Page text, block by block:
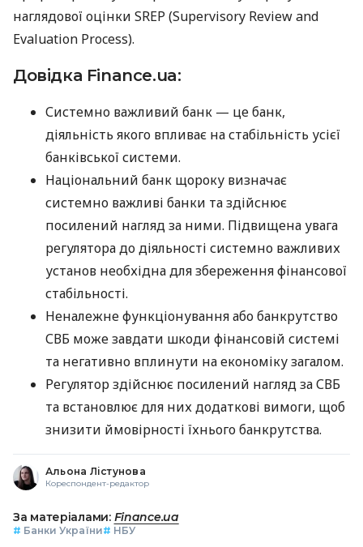
наглядової оцінки SREP (Supervisory Review and
Evaluation Process).
Довідка Finance.ua:
Системно важливий банк — це банк,
діяльність якого впливає на стабільність усієї
банківської системи.
Національний банк щороку визначає
системно важливі банки та здійснює
посилений нагляд за ними. Підвищена увага
регулятора до діяльності системно важливих
установ необхідна для збереження фінансової
стабільності.
Неналежне функціонування або банкрутство
СВБ може завдати шкоди фінансовій системі
та негативно вплинути на економіку загалом.
Регулятор здійснює посилений нагляд за СВБ
та встановлює для них додаткові вимоги, щоб
знизити ймовірності їхнього банкрутства.
Альона Лістунова
Кореспондент-редактор
За матеріалами: Finance.ua
# Банки України# НБУ